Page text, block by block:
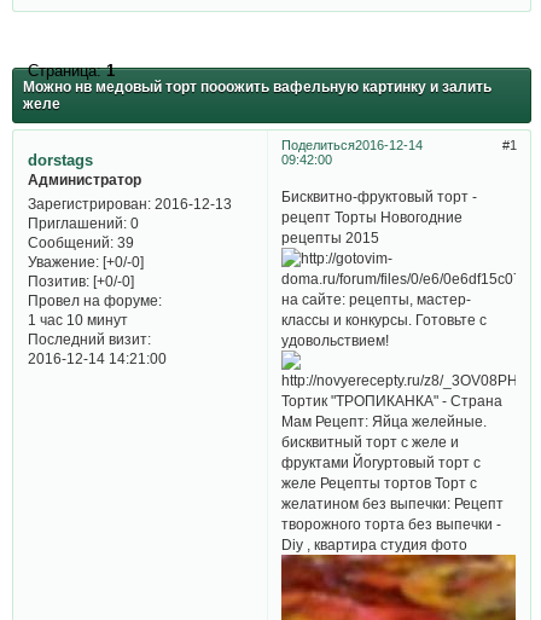
Можно нв медовый торт пооожить вафельную картинку и залить
желе
Страница:1
Поделиться 1
2016-12-14
09:42:00
dorstags
Администратор
Зарегистрирован: 2016-12-13
Приглашений:0
Сообщений:39
Уважение: [+0/-0]
Позитив: [+0/-0]
Провел на форуме:
1 час 10 минут
Последний визит:
2016-12-14 14:21:00
Бисквитно-фруктовый торт -
рецепт Торты Новогодние
рецепты 2015
на сайте: рецепты, мастер-
классы и конкурсы. Готовьте с
удовольствием!
Тортик "ТРОПИКАНКА" - Страна
Мам Рецепт: Яйца желейные.
бисквитный торт с желе и
фруктами Йогуртовый торт с
желе Рецепты тортов Торт с
желатином без выпечки: Рецепт
творожного торта без выпечки -
Diy , квартира студия фото